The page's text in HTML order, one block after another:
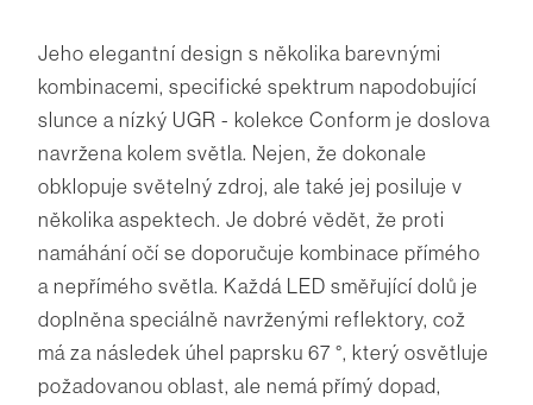
Jeho elegantní design s několika barevnými
kombinacemi, specifické spektrum napodobující
slunce a nízký UGR - kolekce Conform je doslova
navržena kolem světla. Nejen, že dokonale
obklopuje světelný zdroj, ale také jej posiluje v
několika aspektech. Je dobré vědět, že proti
namáhání očí se doporučuje kombinace přímého
a nepřímého světla. Každá LED směřující dolů je
doplněna speciálně navrženými reflektory, což
má za následek úhel paprsku 67 °, který osvětluje
požadovanou oblast, ale nemá přímý dopad,